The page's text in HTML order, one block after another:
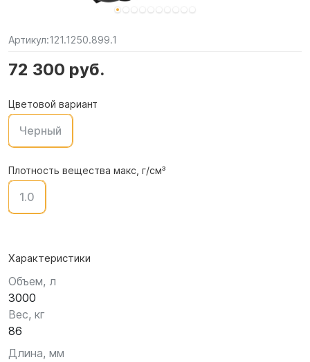
Артикул:121.1250.899.1
72 300 руб.
Цветовой вариант
Черный
Плотность вещества макс, г/см³
1.0
Характеристики
Объем, л
3000
Вес, кг
86
Длина, мм